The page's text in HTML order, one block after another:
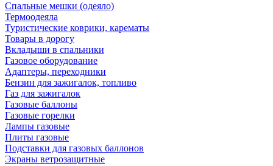
Спальные мешки (одеяло)
Термоодеяла
Туристические коврики, карематы
Товары в дорогу
Вкладыши в спальники
Газовое оборудование
Адаптеры, переходники
Бензин для зажигалок, топливо
Газ для зажигалок
Газовые баллоны
Газовые горелки
Лампы газовые
Плиты газовые
Подставки для газовых баллонов
Экраны ветрозащитные